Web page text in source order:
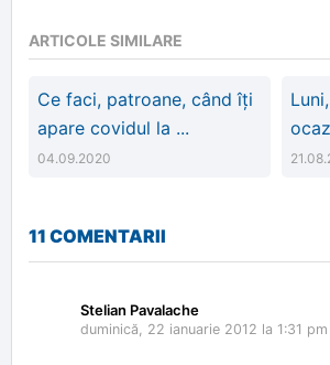
ARTICOLE SIMILARE
Ce faci, patroane, când îți
apare covidul la ...
04.09.2020
11 COMENTARII
Stelian Pavalache
duminică, 22 ianuarie 2012 la 1:31 pm